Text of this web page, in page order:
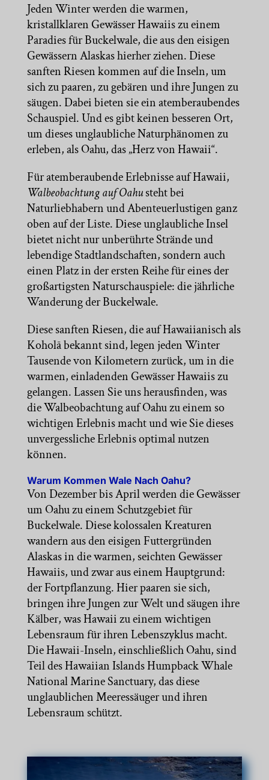
Jeden Winter werden die warmen,
kristallklaren Gewässer Hawaiis zu einem
Paradies für Buckelwale, die aus den eisigen
Gewässern Alaskas hierher ziehen. Diese
sanften Riesen kommen auf die Inseln, um
sich zu paaren, zu gebären und ihre Jungen zu
säugen. Dabei bieten sie ein atemberaubendes
Schauspiel. Und es gibt keinen besseren Ort,
um dieses unglaubliche Naturphänomen zu
erleben, als Oahu, das „Herz von Hawaii“.
Für atemberaubende Erlebnisse auf Hawaii,
Walbeobachtung auf Oahusteht bei
Naturliebhabern und Abenteuerlustigen ganz
oben auf der Liste. Diese unglaubliche Insel
bietet nicht nur unberührte Strände und
lebendige Stadtlandschaften, sondern auch
einen Platz in der ersten Reihe für eines der
großartigsten Naturschauspiele: die jährliche
Wanderung der Buckelwale.
Diese sanften Riesen, die auf Hawaiianisch als
Koholā bekannt sind, legen jeden Winter
Tausende von Kilometern zurück, um in die
warmen, einladenden Gewässer Hawaiis zu
gelangen. Lassen Sie uns herausfinden, was
die Walbeobachtung auf Oahu zu einem so
wichtigen Erlebnis macht und wie Sie dieses
unvergessliche Erlebnis optimal nutzen
können.
Warum Kommen Wale Nach Oahu?
Von Dezember bis April werden die Gewässer
um Oahu zu einem Schutzgebiet für
Buckelwale. Diese kolossalen Kreaturen
wandern aus den eisigen Futtergründen
Alaskas in die warmen, seichten Gewässer
Hawaiis, und zwar aus einem Hauptgrund:
der Fortpflanzung. Hier paaren sie sich,
bringen ihre Jungen zur Welt und säugen ihre
Kälber, was Hawaii zu einem wichtigen
Lebensraum für ihren Lebenszyklus macht.
Die Hawaii-Inseln, einschließlich Oahu, sind
Teil des Hawaiian Islands Humpback Whale
National Marine Sanctuary, das diese
unglaublichen Meeressäuger und ihren
Lebensraum schützt.